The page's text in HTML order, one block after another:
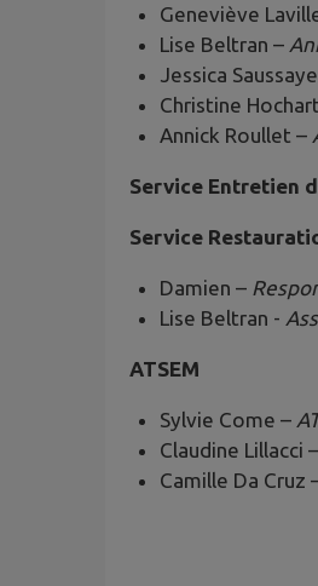
Geneviève
Lise Beltran –
Jessica
Christine
Annick Roullet –
Service Entretien
Service
Damien –
Lise Beltran -
ATSEM
Sylvie Come –
Claudine Lillacci –
Camille Da Cruz